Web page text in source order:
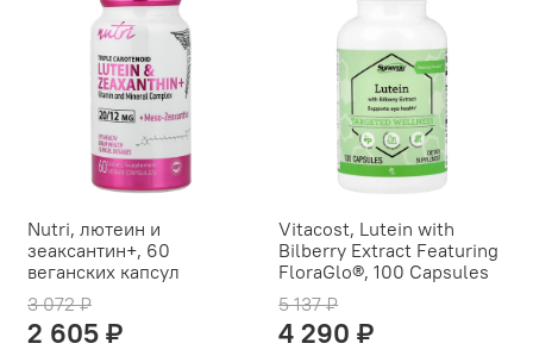
Nutri, лютеин и
зеаксантин+, 60
веганских капсул
3 072 ₽
2 605 ₽
Vitacost, Lutein with
Bilberry Extract Featuring
FloraGlo®, 100 Capsules
5 137 ₽
4 290 ₽